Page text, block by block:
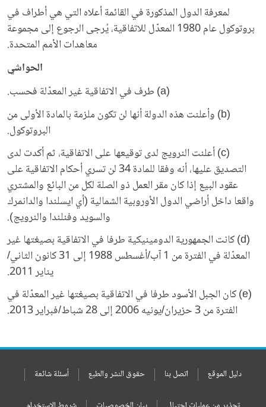
لمعرفة الدول المذكورة في القائمة أعلاه التي هي أطراف في
بروتوكول عام 1980 المعدّل للاتفاقية، يُرجى الرجوع إلى مجموعة
معاهدات الأمم المتحدة.
الحواشي
(a) طرف في الاتفاقية غير المعدّلة فحسب.
(b) وأعلنت هذه الدولة أنها لن تكون ملزمة بالمادة الأولى من
البروتوكول.
(c) أعلنت النرويج لدى توقيعها على الاتفاقية، ثم أكدت لدى
التصديق عليها، أنه وفقا للمادة 34 لن تسري أحكام الاتفاقية على
عقود البيع إذا كان مقر العمل ذو الصلة لكل من البائع والمشتري
واقعا داخل أراضي الدول الأوروبية الشمالية (أي ايسلندا والدانمرك
والسويد وفنلندا والنرويج).
(d) كانت الجمهورية الدومينيكية طرفا في الاتفاقية بصيغتها غير
المعدّلة في الفترة من 1 آب/أغسطس 1988 إلى 31 كانون الثاني/
يناير 2011.
(e) كان الجبل الأسود طرفا في الاتفاقية بصيغتها غير المعدّلة في
الفترة من 3 حزيران/يونيه 2006 إلى 28 شباط/فبراير 2013.
دليل الموقع اتصل بنا حقوق النشر والطبع أسئلة شائعة